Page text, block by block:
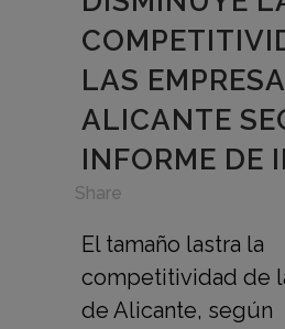
LAS
ALICANTE
INFORME DE
Share
El tamaño lastra la
competitividad de
de Alicante, según